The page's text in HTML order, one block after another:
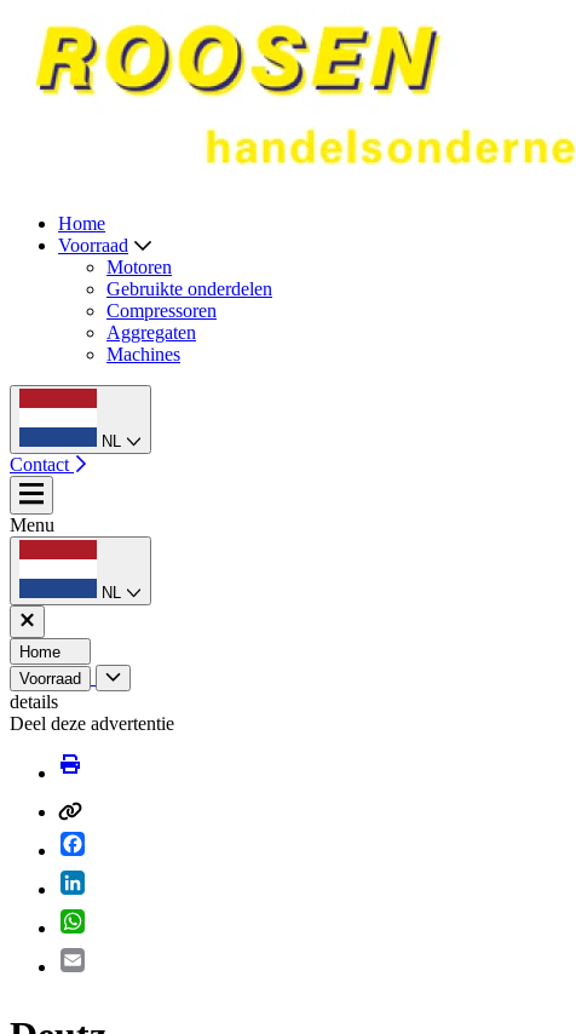
Home
Voorraad
Motoren
Gebruikte onderdelen
Compressoren
Aggregaten
Machines
NL
Contact
Menu
NL
Home
Voorraad
details
Deel deze advertentie